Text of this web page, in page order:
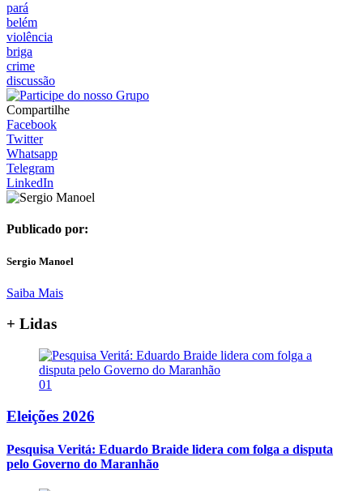
pará
belém
violência
briga
crime
discussão
Compartilhe
Facebook
Twitter
Whatsapp
Telegram
LinkedIn
Publicado por:
Sergio Manoel
Saiba Mais
+ Lidas
01
Eleições 2026
Pesquisa Veritá: Eduardo Braide lidera com folga a disputa
pelo Governo do Maranhão